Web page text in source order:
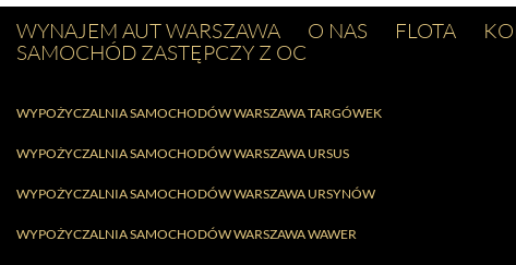
WYNAJEM AUT WARSZAWA O NAS FLOTA
SAMOCHÓD ZASTĘPCZY Z OC
WYPOŻYCZALNIA SAMOCHODÓW WARSZAWA TARGÓWEK
WYPOŻYCZALNIA SAMOCHODÓW WARSZAWA URSUS
WYPOŻYCZALNIA SAMOCHODÓW WARSZAWA URSYNÓW
WYPOŻYCZALNIA SAMOCHODÓW WARSZAWA WAWER